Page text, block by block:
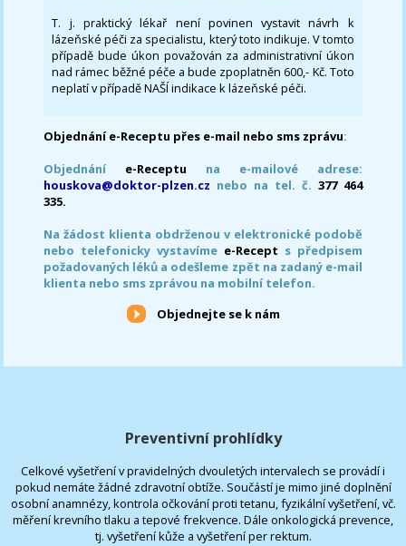
T. j. praktický lékař není povinen vystavit návrh k
lázeňské péči za specialistu, který toto indikuje. V tomto
případě bude úkon považován za administrativní úkon
nad rámec běžné péče a bude zpoplatněn 600,- Kč. Toto
neplatí v případě NAŠÍ indikace k lázeňské péči.
Objednání e-Receptu přes e-mail nebo sms zprávu:
Objednání e-Receptu na e-mailové adrese:
houskova@doktor-plzen.cz nebo na tel. č. 377 464
335.
Na žádost klienta obdrženou v elektronické podobě
nebo telefonicky vystavíme e-Recept s předpisem
požadovaných léků a odešleme zpět na zadaný e-mail
klienta nebo sms zprávou na mobilní telefon.
Objednejte se k nám
Preventivní prohlídky
Celkové vyšetření v pravidelných dvouletých intervalech se provádí i
pokud nemáte žádné zdravotní obtíže. Součástí je mimo jiné doplnění
osobní anamnézy, kontrola očkování proti tetanu, fyzikální vyšetření, vč.
měření krevního tlaku a tepové frekvence. Dále onkologická prevence,
tj. vyšetření kůže a vyšetření per rektum.